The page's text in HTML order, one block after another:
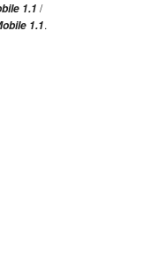
1.1 /
1.1.